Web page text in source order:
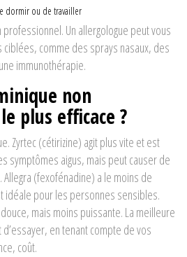
dormir ou de travailler
Un allergologue peut vous
comme des sprays nasaux, des
immunothérapie.
non
plus efficace ?
Zyrtec (cétirizine) agit plus vite et est
symptômes aigus, mais peut causer de
(fexofénadine) a le moins de
idéale pour les personnes sensibles.
mais moins puissante. La meilleure
en tenant compte de vos
coût.